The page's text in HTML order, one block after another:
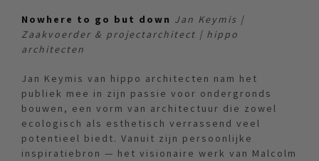
Nowhere to go but down Jan Keymis |
Zaakvoerder & projectarchitect | hippo
architecten
Jan Keymis van hippo architecten nam het
publiek mee in zijn passie voor ondergronds
bouwen, een vorm van architectuur die zowel
ecologisch als esthetisch verrassend veel
potentieel biedt. Vanuit zijn persoonlijke
inspiratiebron — het visionaire werk van Malcolm